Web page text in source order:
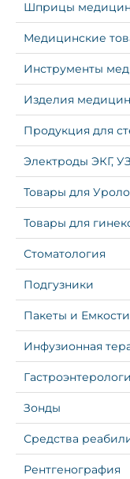
Шприцы
Медицинские
Инструменты
Изделия
Продукция для
Электроды ЭКГ,
Товары для
Товары для
Стоматология
Подгузники
Пакеты и
Инфузионная
Зонды
Средства
Рентгенография